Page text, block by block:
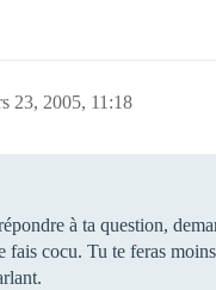
23, 2005, 11:18
à ta question,
fais cocu. Tu te feras